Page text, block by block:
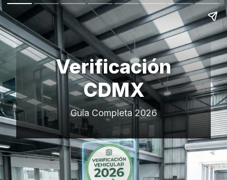
Verificación
CDMX
Guía Completa 2026